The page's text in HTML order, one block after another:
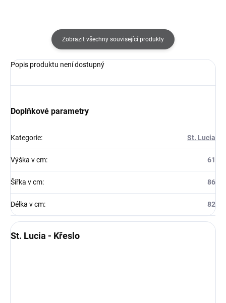
Zobrazit všechny související produkty
Popis produktu není dostupný
Doplňkové parametry
Kategorie: St. Lucia
Výška v cm: 61
Šířka v cm: 86
Délka v cm: 82
St. Lucia - Křeslo